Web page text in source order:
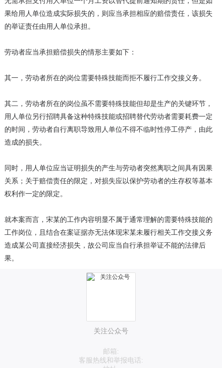
果给用人单位造成实际损失的，则应当承担相应的赔偿责任，该损失
的举证责任由用人单位承担。
劳动者应当承担赔偿损失的情形主要如下：
其一，劳动者所在的岗位需要特殊技能而拒不履行工作交接义务。
其二，劳动者所在的岗位虽不需要特殊技能但却是生产的关键环节，
用人单位另行招聘具备这种特殊技能或招聘替代劳动者需要耗费一定
的时间，劳动者自行离职导致用人单位不得不临时性停工停产，由此
造成的损失。
同时，用人单位应当证明损失的产生与劳动者突然离职之间具有因果
关系；关于赔偿责任的限定，对损失应以保护劳动者的生存权等基本
权利作一定的限定。
就本案而言，宋某的工作内容明显不属于通常理解的需要特殊技能的
工作岗位，且结合在案证据亦无法体现宋某未履行相关工作交接义务
造成某公司直接经济损失，故公司应当自行承担举证不能的法律后
果。
关注公众号
邮箱:
客服热线和举报电话: